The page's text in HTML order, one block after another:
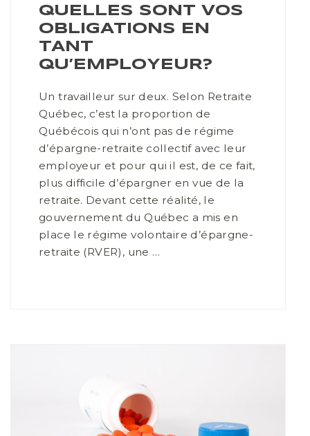
QUELLES SONT VOS
OBLIGATIONS EN
TANT
QU’EMPLOYEUR?
Un travailleur sur deux. Selon Retraite
Québec, c’est la proportion de
Québécois qui n’ont pas de régime
d’épargne-retraite collectif avec leur
employeur et pour qui il est, de ce fait,
plus difficile d’épargner en vue de la
retraite. Devant cette réalité, le
gouvernement du Québec a mis en
place le régime volontaire d’épargne-
retraite (RVER), une …